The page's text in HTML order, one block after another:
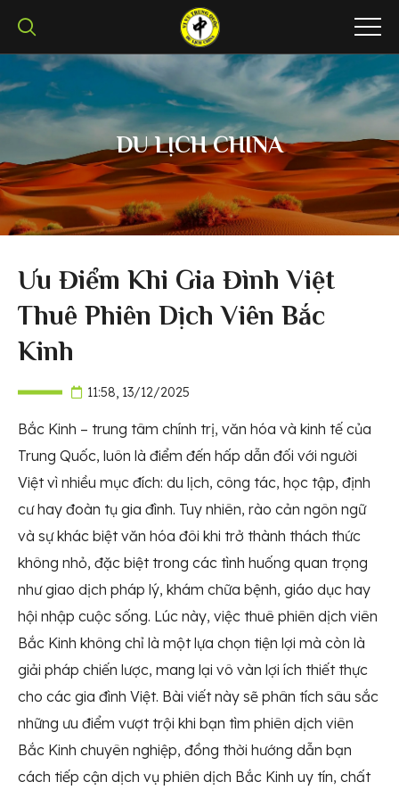
DU LỊCH CHINA
Ưu Điểm Khi Gia Đình Việt
Thuê Phiên Dịch Viên Bắc
Kinh
11:58, 13/12/2025
Bắc Kinh – trung tâm chính trị, văn hóa và kinh tế của
Trung Quốc, luôn là điểm đến hấp dẫn đối với người
Việt vì nhiều mục đích: du lịch, công tác, học tập, định
cư hay đoàn tụ gia đình. Tuy nhiên, rào cản ngôn ngữ
và sự khác biệt văn hóa đôi khi trở thành thách thức
không nhỏ, đặc biệt trong các tình huống quan trọng
như giao dịch pháp lý, khám chữa bệnh, giáo dục hay
hội nhập cuộc sống. Lúc này, việc thuê phiên dịch viên
Bắc Kinh không chỉ là một lựa chọn tiện lợi mà còn là
giải pháp chiến lược, mang lại vô vàn lợi ích thiết thực
cho các gia đình Việt. Bài viết này sẽ phân tích sâu sắc
những ưu điểm vượt trội khi bạn tìm phiên dịch viên
Bắc Kinh chuyên nghiệp, đồng thời hướng dẫn bạn
cách tiếp cận dịch vụ phiên dịch Bắc Kinh uy tín, chất